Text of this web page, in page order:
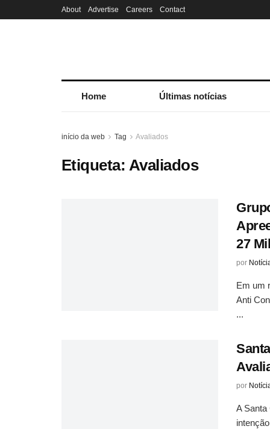
About Advertise Careers Contact
Home Últimas notícias
início da web Tag Avaliados
Etiqueta: Avaliados
27
por
Em um
Anti
...
por
A Santa